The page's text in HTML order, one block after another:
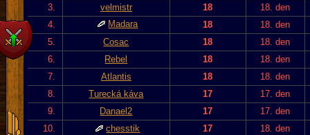
3.
velmistr 18
18. den
4.
Madara 18
18. den
5.
Cosac 18
18. den
6.
Rebel 18
18. den
7.
Atlantis 18
18. den
8.
Turecká káva 17
17. den
9.
Danael2 17
17. den
10.
chesstik 17 18. den